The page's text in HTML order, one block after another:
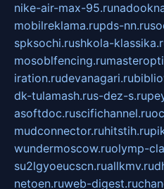
nike-air-max-95.ru
mobilreklama.rupds-nn.ru
spksochi.rushkola-
mosoblfencing.ru
iration.rudevanagari.ru
dk-tulamash.rus-dez-s.ru
asoftdoc.ruscifichannel.ru
mudconnector.ruhitstih.ru
wundermoscow.ruolymp-
su2lgyoeucscn.ruallkmv.ru
netoen.ruweb-digest.ru